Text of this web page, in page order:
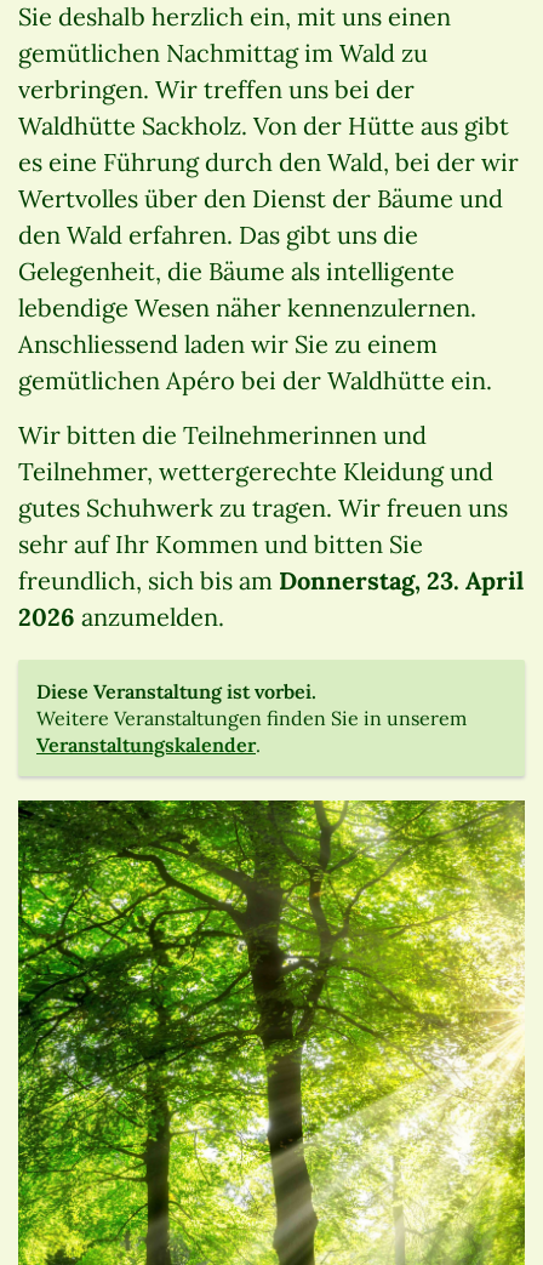
Sie deshalb herzlich ein, mit uns einen
gemütlichen Nachmittag im Wald zu
verbringen. Wir treffen uns bei der
Waldhütte Sackholz. Von der Hütte aus gibt
es eine Führung durch den Wald, bei der wir
Wertvolles über den Dienst der Bäume und
den Wald erfahren. Das gibt uns die
Gelegenheit, die Bäume als intelligente
lebendige Wesen näher kennenzulernen.
Anschliessend laden wir Sie zu einem
gemütlichen Apéro bei der Waldhütte ein.
Wir bitten die Teilnehmerinnen und
Teilnehmer, wettergerechte Kleidung und
gutes Schuhwerk zu tragen. Wir freuen uns
sehr auf Ihr Kommen und bitten Sie
freundlich, sich bis am Donnerstag, 23. April
2026 anzumelden.
Diese Veranstaltung ist vorbei.
Weitere Veranstaltungen finden Sie in unserem
Veranstaltungskalender.